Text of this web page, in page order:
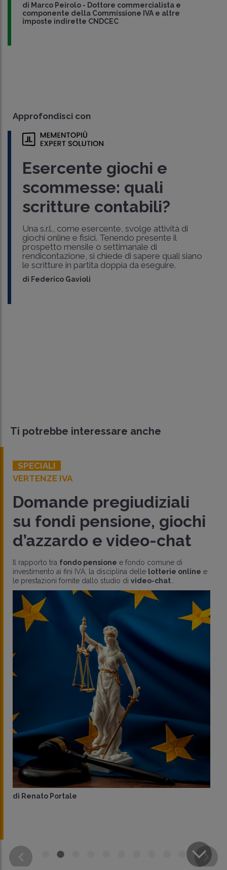
CONDIVIDI
di Marco Peirolo - Dottore commercialista e
componente della Commissione IVA e altre
imposte indirette CNDCEC
Approfondisci con
Esercente giochi e
scommesse: quali
scritture contabili?
Una s.r.l., come esercente, svolge attività di
giochi online e fisici. Tenendo presente il
prospetto mensile o settimanale di
rendicontazione, si chiede di sapere quali siano
le scritture in partita doppia da eseguire.
di Federico Gavioli
Ti potrebbe interessare anche
SPECIALI
VERTENZE IVA
Domande pregiudiziali
su fondi pensione, giochi
d’azzardo e video-chat
Il rapporto tra fondo pensione e fondo comune di
investimento ai fini IVA, la disciplina delle lotterie online e
le prestazioni fornite dallo studio di video-chat
di Renato Portale